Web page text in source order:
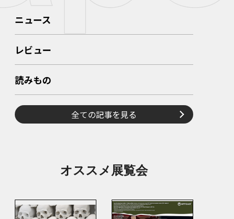
ニュース
レビュー
読みもの
全ての記事を見る
オススメ展覧会